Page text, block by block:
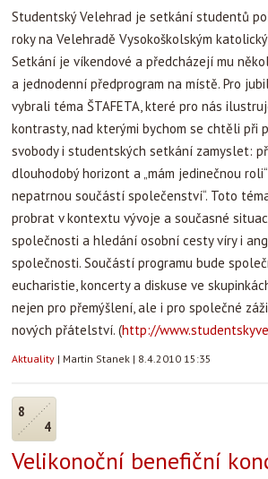
Studentský Velehrad je setkání studentů
roky na Velehradě Vysokoškolským
Setkání je víkendové a předcházejí mu
a jednodenní předprogram na místě. Pro
vybrali téma ŠTAFETA, které pro nás
kontrasty, nad kterými bychom se chtěli při
svobody i studentských setkání zamyslet:
dlouhodobý horizont a „mám jedinečnou roli“
nepatrnou součástí společenství“. Toto
probrat v kontextu vývoje a současné
společnosti a hledání osobní cesty víry i
společnosti. Součástí programu bude
eucharistie, koncerty a diskuse ve
nejen pro přemýšlení, ale i pro společné
nových přátelství. (http://
Aktuality | Martin Stanek | 8.4.2010 15:35
8
4
Velikonoční benefiční